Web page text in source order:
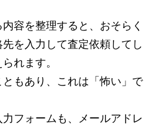
容を整理すると、おそらく
を入力して査定依頼してし
れます。
もあり、これは「怖い」で
フォームも、メールアドレ